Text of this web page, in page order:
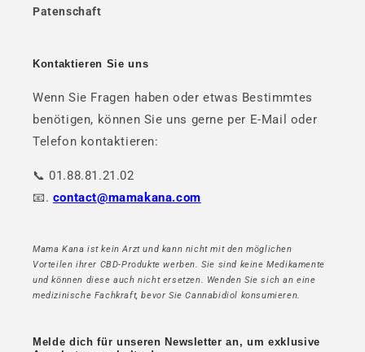
Patenschaft
Kontaktieren Sie uns
Wenn Sie Fragen haben oder etwas Bestimmtes
benötigen, können Sie uns gerne per E-Mail oder
Telefon kontaktieren:
📞 01.88.81.21.02
📧. contact@mamakana.com
Mama Kana ist kein Arzt und kann nicht mit den möglichen
Vorteilen ihrer CBD-Produkte werben. Sie sind keine Medikamente
und können diese auch nicht ersetzen. Wenden Sie sich an eine
medizinische Fachkraft, bevor Sie Cannabidiol konsumieren.
Melde dich für unseren Newsletter an, um exklusive